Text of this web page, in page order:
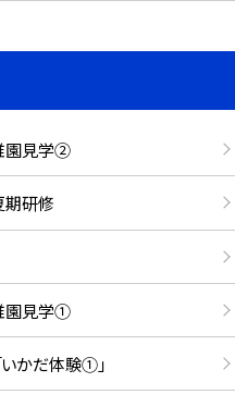
園見学②
期研修
園見学①
いかだ体験①」